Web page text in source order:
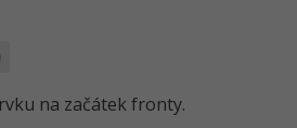
na začátek fronty.